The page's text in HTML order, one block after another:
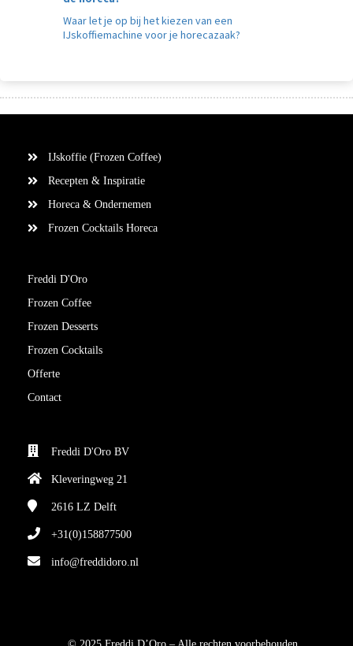
Waar let je op bij het kiezen van een
IJskoffiemachine voor je horecazaak?
IJskoffie (Frozen Coffee)
Recepten & Inspiratie
Horeca & Ondernemen
Frozen Cocktails Horeca
Freddi D'Oro
Frozen Coffee
Frozen Desserts
Frozen Cocktails
Offerte
Contact
Freddi D'Oro BV
Kleveringweg 21
2616 LZ Delft
+31(0)158877500
info@freddidoro.nl